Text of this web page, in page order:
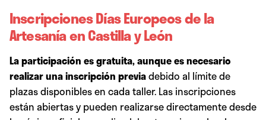
Inscripciones Días Europeos de la
Artesanía en Castilla y León
La participación es gratuita, aunque es necesario
realizar una inscripción previadebido al límite de
plazas disponibles en cada taller. Las inscripciones
están abiertas y pueden realizarse directamente desde